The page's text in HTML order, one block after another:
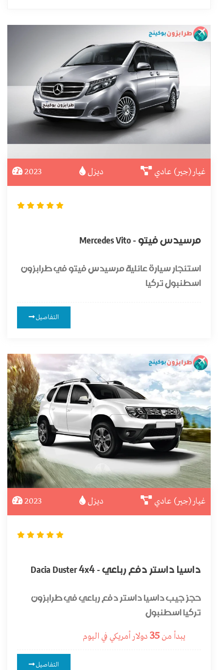
2023 ديزل غيار (جير) عادي
مرسيدس فيتو - Mercedes Vito
استئجار سيارة عائلية مرسيدس فيتو في طرابزون
اسطنبول تركيا
التفاصيل
2023 ديزل غيار (جير) عادي
داسيا داستر دفع رباعي - Dacia Duster 4x4
حجز جيب داسيا داستر دفع رباعي في طرابزون
تركيا اسطنبول
يبدأ من35 دولار أمريكي في اليوم
التفاصيل